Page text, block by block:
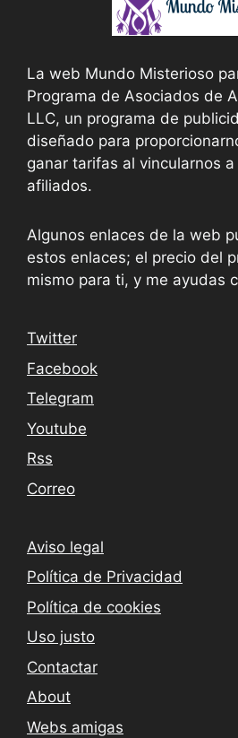
La web Mundo Misterioso
Programa de Asociados de
LLC, un programa de
diseñado para
ganar tarifas al vincularnos
afiliados.
Algunos enlaces de la web
estos enlaces; el precio del
mismo para ti, y me ayudas
Twitter
Facebook
Telegram
Youtube
Rss
Correo
Aviso legal
Política de Privacidad
Política de cookies
Uso justo
Contactar
About
Webs amigas